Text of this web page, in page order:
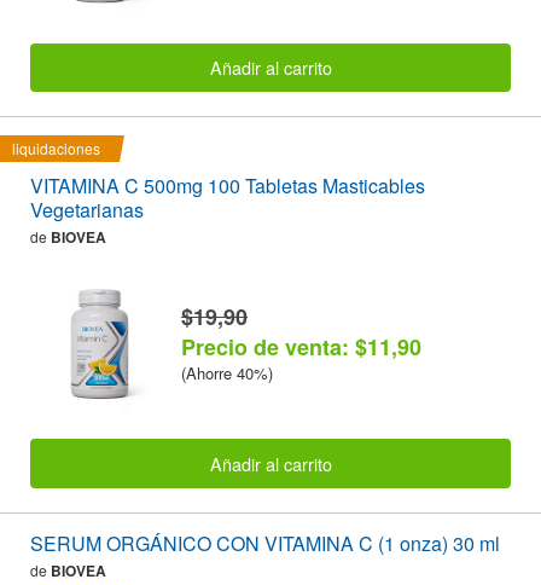
Añadir al carrito
liquidaciones
VITAMINA C 500mg 100 Tabletas Masticables
Vegetarianas
de BIOVEA
$19,90
Precio de venta: $11,90
(Ahorre 40%)
Añadir al carrito
SERUM ORGÁNICO CON VITAMINA C (1 onza) 30 ml
de BIOVEA